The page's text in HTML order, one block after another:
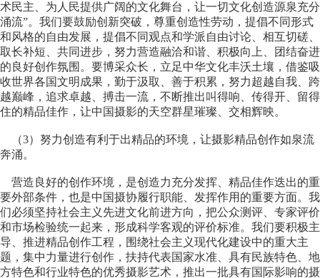
术民主、为人民提供广阔的文化舞台，让一切文化创造源泉充分
涌流”。我们要鼓励创新突破，尊重创造性劳动，提倡不同形式
和风格的自由发展，提倡不同观点和学派自由讨论、相互切磋、
取长补短、共同进步，努力营造融洽和谐、积极向上、团结奋进
的良好创作氛围。要博采众长，立足中华文化丰沃土壤，借鉴吸
收世界各国文明成果，勤于汲取、善于积累，努力超越自我、跨
越巅峰，追求卓越、搏击一流，不断推出叫得响、传得开、留得
住的精品佳作，让中国摄影的天空群星璀璨、交相辉映。
（3）努力创造有利于出精品的环境，让摄影精品创作如泉流
奔涌。
营造良好的创作环境，是创造力充分发挥、精品佳作迭出的重
要外部条件，也是中国摄协履行职能、发挥作用的重要方面。我
们必须坚持社会主义先进文化前进方向，把公众测评、专家评价
和市场检验统一起来，形成科学客观的评价标准。我们要积极主
导、推进精品创作工程，围绕社会主义现代化建设中的重大主
题，集中力量进行创作，扶持代表国家水准、具有民族特色、地
方特色和行业特色的优秀摄影艺术，推出一批具有国际影响的摄